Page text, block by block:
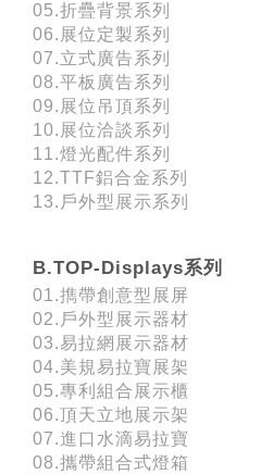
05.折疊背景系列
06.展位定製系列
07.立式廣告系列
08.平板廣告系列
09.展位吊頂系列
10.展位洽談系列
11.燈光配件系列
12.TTF鋁合金系列
13.戶外型展示系列
B.TOP-Displays系列
01.擕帶創意型展屏
02.戶外型展示器材
03.易拉網展示器材
04.美規易拉寶展架
05.專利組合展示櫃
06.頂天立地展示架
07.進口水滴易拉寶
08.攜帶組合式燈箱